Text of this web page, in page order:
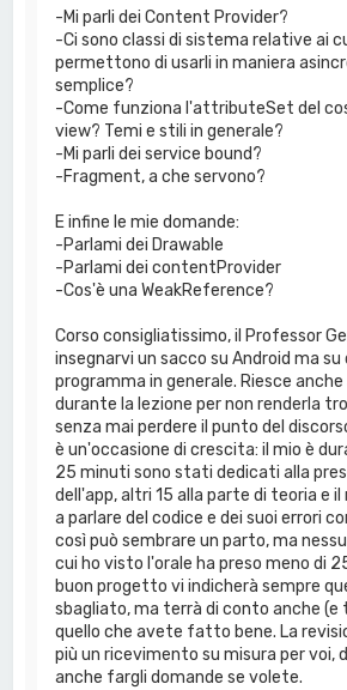
-Mi parli dei Content Provider?
-Ci sono classi di sistema relative ai
permettono di usarli in maniera
semplice?
-Come funziona l'attributeSet del
view? Temi e stili in generale?
-Mi parli dei service bound?
-Fragment, a che servono?
E infine le mie domande:
-Parlami dei Drawable
-Parlami dei contentProvider
-Cos'è una WeakReference?
Corso consigliatissimo, il Professor
insegnarvi un sacco su Android ma su
programma in generale. Riesce
durante la lezione per non renderla
senza mai perdere il punto del
è un'occasione di crescita: il mio è
25 minuti sono stati dedicati alla
dell'app, altri 15 alla parte di teoria e
a parlare del codice e dei suoi errori
così può sembrare un parto, ma
cui ho visto l'orale ha preso meno di
buon progetto vi indicherà sempre
sbagliato, ma terrà di conto anche
quello che avete fatto bene. La
più un ricevimento su misura per voi,
anche fargli domande se volete.